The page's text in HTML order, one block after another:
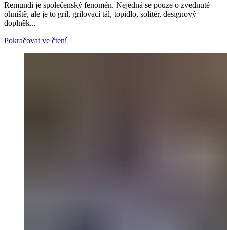
Remundi je společenský fenomén. Nejedná se pouze o zvednuté
ohniště, ale je to gril, grilovací tál, topidlo, solitér, designový
doplněk...
Pokračovat ve čtení